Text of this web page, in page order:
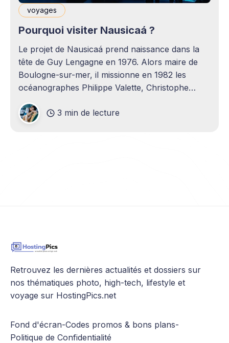
voyages
Pourquoi visiter Nausicaá ?
Le projet de Nausicaá prend naissance dans la
tête de Guy Lengagne en 1976. Alors maire de
Boulogne-sur-mer, il missionne en 1982 les
océanographes Philippe Valette, Christophe
étude et le projet. Ils sont à l'époque déjà
persuadés qu'il faut
3 min de lecture
Retrouvez les dernières actualités et dossiers sur
nos thématiques photo, high-tech, lifestyle et
voyage sur HostingPics.net
Fond d'écran-Codes promos & bons plans-
Politique de Confidentialité